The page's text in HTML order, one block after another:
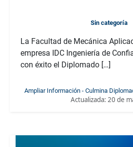
Sin categoría
La Facultad de Mecánica
empresa IDC Ingeniería de
con éxito el Diplomado […]
Ampliar Información - Culmina
Actualizada: 20 de